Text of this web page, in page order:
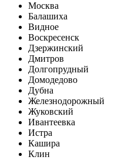
Москва
Балашиха
Видное
Воскресенск
Дзержинский
Дмитров
Долгопрудный
Домодедово
Дубна
Железнодорожный
Жуковский
Ивантеевка
Истра
Кашира
Клин